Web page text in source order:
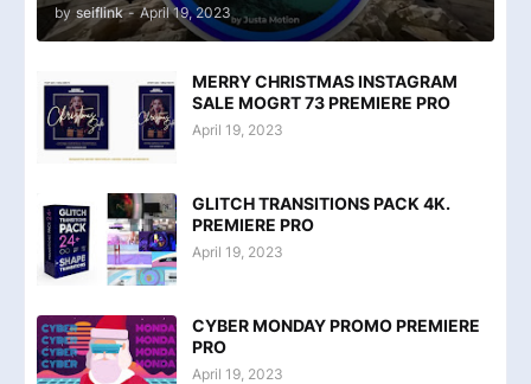
by seiflink - April 19, 2023
MERRY CHRISTMAS INSTAGRAM
SALE MOGRT 73 PREMIERE PRO
April 19, 2023
GLITCH TRANSITIONS PACK 4K.
PREMIERE PRO
April 19, 2023
CYBER MONDAY PROMO PREMIERE
PRO
April 19, 2023